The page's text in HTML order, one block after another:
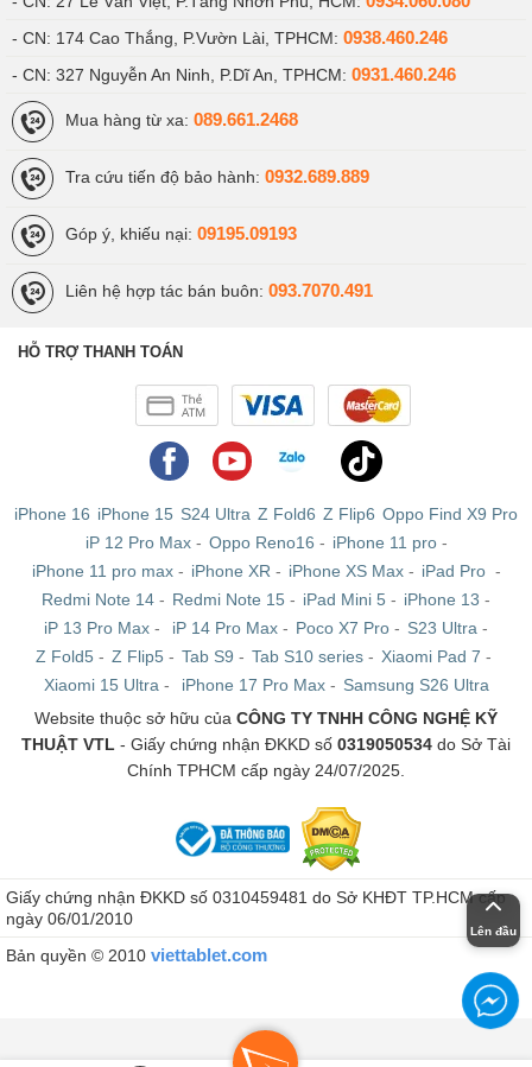
- CN: 174 Cao Thắng, P.Vườn Lài, TPHCM: 0938.460.246
- CN: 327 Nguyễn An Ninh, P.Dĩ An, TPHCM: 0931.460.246
Mua hàng từ xa: 089.661.2468
Tra cứu tiến độ bảo hành: 0932.689.889
Góp ý, khiếu nại: 09195.09193
Liên hệ hợp tác bán buôn: 093.7070.491
HỖ TRỢ THANH TOÁN
iPhone 16 iPhone 15 S24 Ultra Z Fold6 Z Flip6 Oppo Find X9 Pro
iP 12 Pro Max- Oppo Reno16 - iPhone 11 pro-
iPhone 11 pro max- iPhone XR - iPhone XS Max- iPad Pro -
Redmi Note 14 - Redmi Note 15 - iPad Mini 5 - iPhone 13 -
iP 13 Pro Max - iP 14 Pro Max - Poco X7 Pro - S23 Ultra -
Z Fold5 - Z Flip5 - Tab S9 - Tab S10 series - Xiaomi Pad 7 -
Xiaomi 15 Ultra - iPhone 17 Pro Max- Samsung S26 Ultra
Website thuộc sở hữu của CÔNG TY TNHH CÔNG NGHỆ KỸ
THUẬT VTL - Giấy chứng nhận ĐKKD số 0319050534 do Sở Tài
Chính TPHCM cấp ngày 24/07/2025.
Giấy chứng nhận ĐKKD số 0310459481 do Sở KHĐT TP.HCM cấp
ngày 06/01/2010
Bản quyền © 2010 viettablet.com
Lên đầu